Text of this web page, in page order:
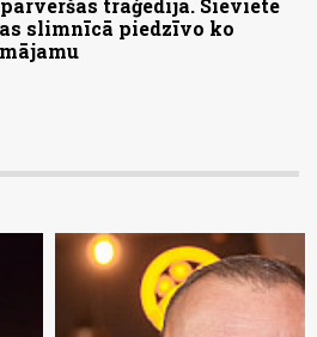
traģēdijā. Sieviete
slimnīcā piedzīvo ko